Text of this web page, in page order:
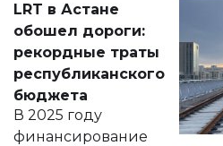
документ
появился в базе
нормативных
правовых актов и
на сайте маслихат
города.
LRT в Астане
обошел дороги:
рекордные траты
республиканского
бюджета
В 2025 году
финансирование